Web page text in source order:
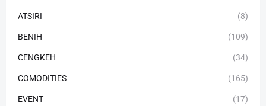
ATSIRI (8)
BENIH (109)
CENGKEH (34)
COMODITIES (165)
EVENT (17)